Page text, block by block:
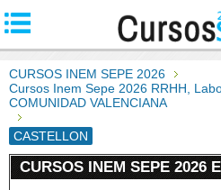
CURSOS INEM SEPE 2026
Cursos Inem Sepe 2026 RRHH,
COMUNIDAD VALENCIANA
CASTELLON
CURSOS INEM SEPE 2026